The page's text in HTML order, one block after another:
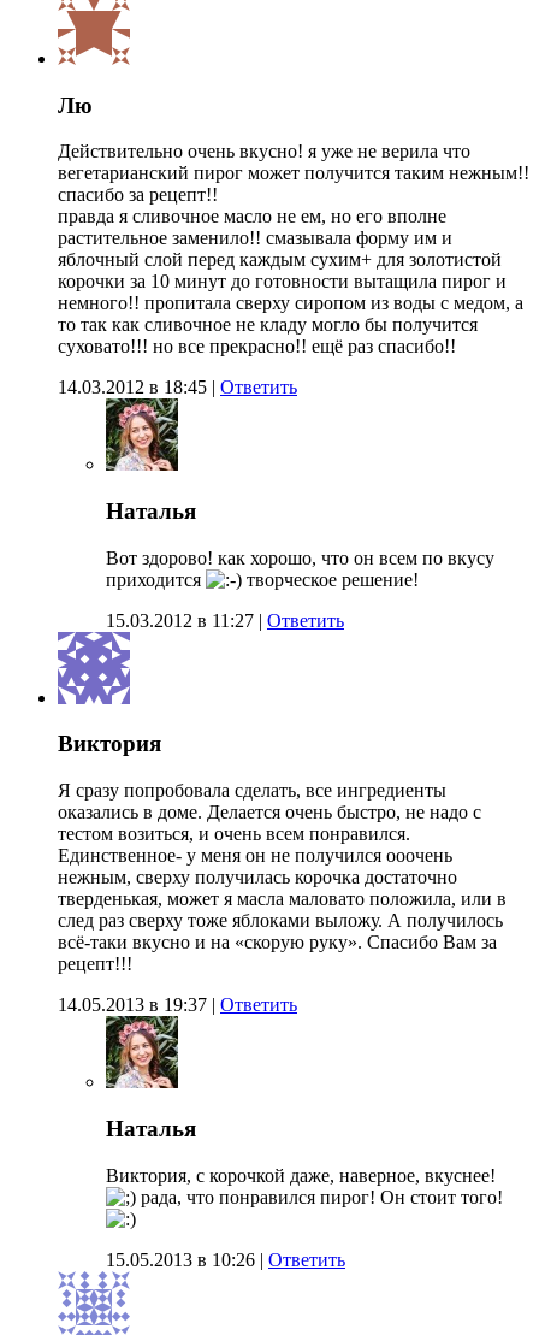
Лю
Действительно очень вкусно! я уже не верила что
вегетарианский пирог может получится таким нежным!!
спасибо за рецепт!!
правда я сливочное масло не ем, но его вполне
растительное заменило!! смазывала форму им и
яблочный слой перед каждым сухим+ для золотистой
корочки за 10 минут до готовности вытащила пирог и
немного!! пропитала сверху сиропом из воды с медом, а
то так как сливочное не кладу могло бы получится
суховато!!! но все прекрасно!! ещё раз спасибо!!
14.03.2012 в 18:45 | Ответить
Наталья
Вот здорово! как хорошо, что он всем по вкусу
приходится
творческое решение!
15.03.2012 в 11:27 | Ответить
Виктория
Я сразу попробовала сделать, все ингредиенты
оказались в доме. Делается очень быстро, не надо с
тестом возиться, и очень всем понравился.
Единственное- у меня он не получился ооочень
нежным, сверху получилась корочка достаточно
тверденькая, может я масла маловато положила, или в
след раз сверху тоже яблоками выложу. А получилось
всё-таки вкусно и на «скорую руку». Спасибо Вам за
рецепт!!!
14.05.2013 в 19:37 | Ответить
Наталья
Виктория, с корочкой даже, наверное, вкуснее!
рада, что понравился пирог! Он стоит того!
15.05.2013 в 10:26 | Ответить